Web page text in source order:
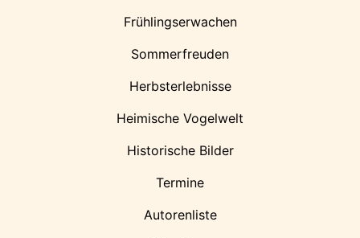
Frühlingserwachen
Sommerfreuden
Herbsterlebnisse
Heimische Vogelwelt
Historische Bilder
Termine
Autorenliste